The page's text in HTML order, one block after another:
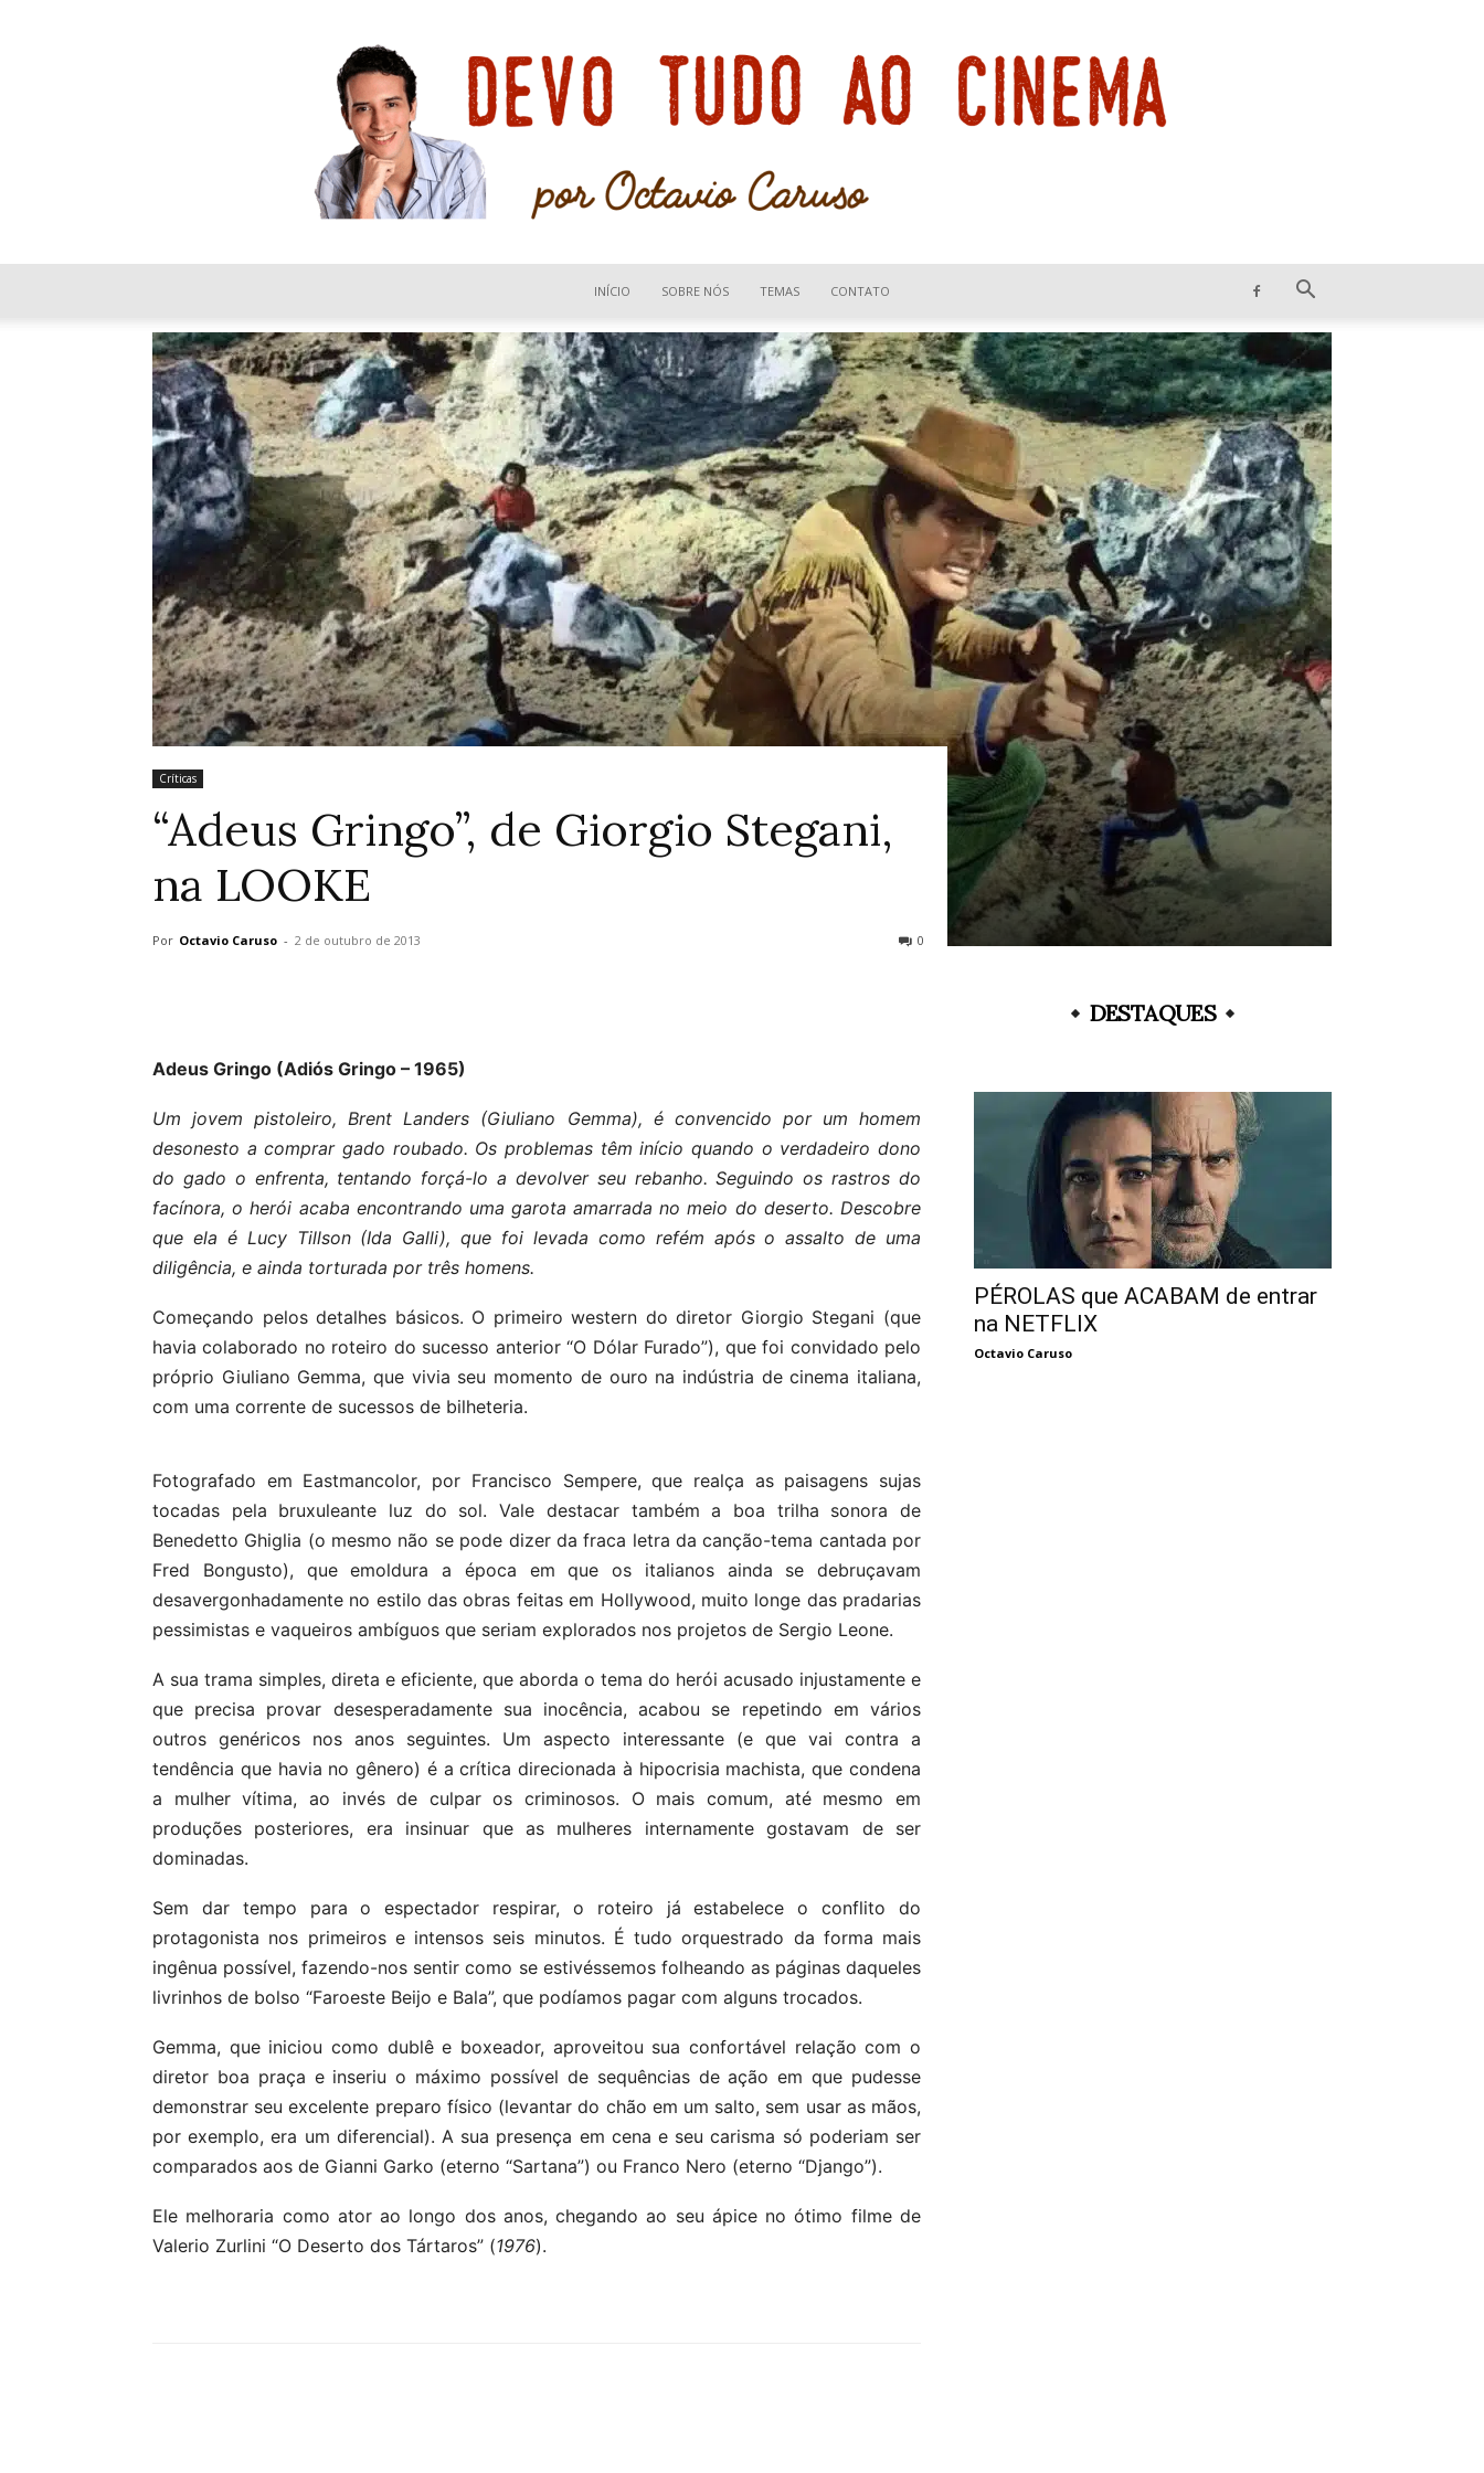
Devo
tudo
ao
INÍCIO SOBRE NÓS TEMAS CONTATO
Críticas
“Adeus Gringo”, de Giorgio Stegani,
na LOOKE
Por Octavio Caruso - 2 de outubro de 2013 0
Adeus Gringo (Adiós Gringo – 1965)
Um jovem pistoleiro, Brent Landers (Giuliano Gemma), é convencido por um homem
desonesto a comprar gado roubado. Os problemas têm início quando o verdadeiro dono
do gado o enfrenta, tentando forçá-lo a devolver seu rebanho. Seguindo os rastros do
facínora, o herói acaba encontrando uma garota amarrada no meio do deserto. Descobre
que ela é Lucy Tillson (Ida Galli), que foi levada como refém após o assalto de uma
diligência, e ainda torturada por três homens.
Começando pelos detalhes básicos. O primeiro western do diretor Giorgio Stegani (que
havia colaborado no roteiro do sucesso anterior “O Dólar Furado”), que foi convidado pelo
próprio Giuliano Gemma, que vivia seu momento de ouro na indústria de cinema italiana,
com uma corrente de sucessos de bilheteria.
Fotografado em Eastmancolor, por Francisco Sempere, que realça as paisagens sujas
tocadas pela bruxuleante luz do sol. Vale destacar também a boa trilha sonora de
Benedetto Ghiglia (o mesmo não se pode dizer da fraca letra da canção-tema cantada por
Fred Bongusto), que emoldura a época em que os italianos ainda se debruçavam
desavergonhadamente no estilo das obras feitas em Hollywood, muito longe das pradarias
pessimistas e vaqueiros ambíguos que seriam explorados nos projetos de Sergio Leone.
A sua trama simples, direta e eficiente, que aborda o tema do herói acusado injustamente e
que precisa provar desesperadamente sua inocência, acabou se repetindo em vários
outros genéricos nos anos seguintes. Um aspecto interessante (e que vai contra a
tendência que havia no gênero) é a crítica direcionada à hipocrisia machista, que condena
a mulher vítima, ao invés de culpar os criminosos. O mais comum, até mesmo em
produções posteriores, era insinuar que as mulheres internamente gostavam de ser
dominadas.
Sem dar tempo para o espectador respirar, o roteiro já estabelece o conflito do
protagonista nos primeiros e intensos seis minutos. É tudo orquestrado da forma mais
ingênua possível, fazendo-nos sentir como se estivéssemos folheando as páginas daqueles
livrinhos de bolso “Faroeste Beijo e Bala”, que podíamos pagar com alguns trocados.
Gemma, que iniciou como dublê e boxeador, aproveitou sua confortável relação com o
diretor boa praça e inseriu o máximo possível de sequências de ação em que pudesse
demonstrar seu excelente preparo físico (levantar do chão em um salto, sem usar as mãos,
por exemplo, era um diferencial). A sua presença em cena e seu carisma só poderiam ser
comparados aos de Gianni Garko (eterno “Sartana”) ou Franco Nero (eterno “Django”).
Ele melhoraria como ator ao longo dos anos, chegando ao seu ápice no ótimo filme de
Valerio Zurlini “O Deserto dos Tártaros” (1976).
DESTAQUES
PÉROLAS que ACABAM de entrar
na NETFLIX
Octavio Caruso